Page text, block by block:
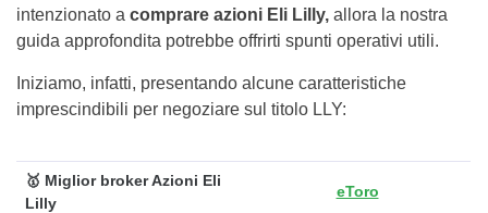
intenzionato a comprare azioni Eli Lilly, allora la nostra
guida approfondita potrebbe offrirti spunti operativi utili.
Iniziamo, infatti, presentando alcune caratteristiche
imprescindibili per negoziare sul titolo LLY:
🥇 Miglior broker Azioni Eli
Lilly
eToro